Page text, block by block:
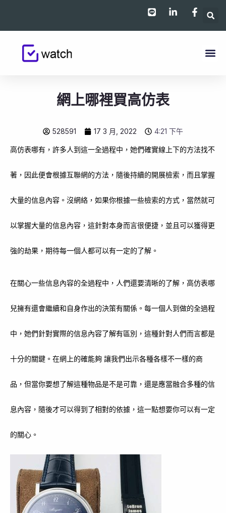
網上哪裡買高仿表
528591 17 3 月, 2022 4:21 下午
高仿表哪有，許多人到這一全過程中，她們確實線上下的方法找不
著，因此便會根據互聯網的方法，隨後持續的開展檢索，而且掌握
大量的信息內容。沒網絡，如果你根據一些檢索的方式，當然就可
以掌握大量的信息內容，這針對本身而言很便捷，並且可以獲得更
強的劫果，期待每一個人都可以有一定的了解。
在關心一些信息內容的全過程中，人們還要清晰的了解，高仿表哪
兒擁有還會繼續和自身作出的決策有關係。每一個人到做的全過程
中，她們針對實際的信息內容了解有區別，這種針對人們而言都是
十分的關鍵。在網上的確能夠 讓我們出示各種各樣不一樣的商
品，但當你要想了解這種物品是不是可靠，還是應當融合多種的信
息內容，隨後才可以得到了相對的依據，這一點想要你可以有一定
的關心。